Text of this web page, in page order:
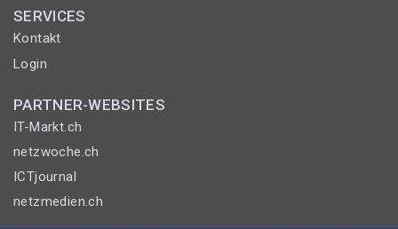
SERVICES
Kontakt
Login
PARTNER-WEBSITES
IT-Markt.ch
netzwoche.ch
ICTjournal
netzmedien.ch